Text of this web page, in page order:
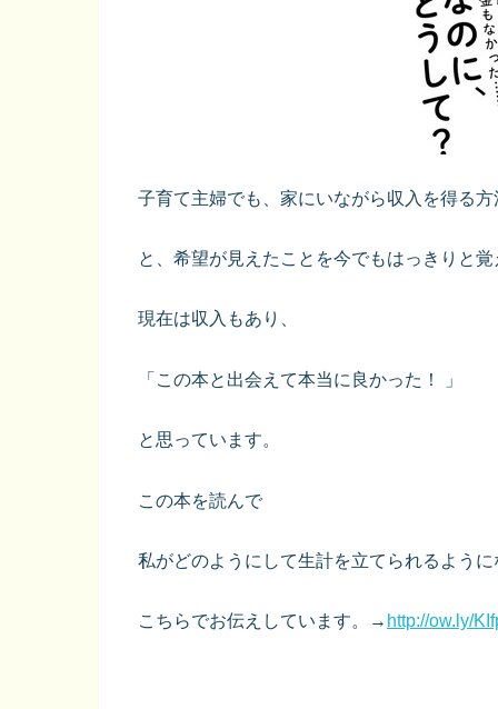
子育て主婦でも、家にいながら収入を得る
と、希望が見えたことを今でもはっきりと
現在は収入もあり、
「この本と出会えて本当に良かった！ 」
と思っています。
この本を読んで
私がどのようにして生計を立てられるよう
こちらでお伝えしています。→ http://ow.ly/